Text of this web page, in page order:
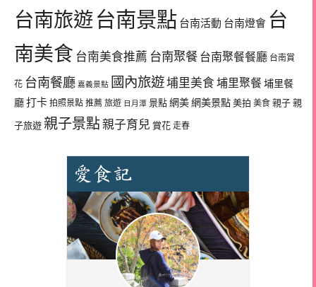
台南旅遊 台南景點 台南活動 台南燈會 台
南美食 台南美食推薦 台南聚餐 台南聚餐餐廳 台南賞
花 台南餐廳 嘉義景點 國內旅遊埔里美食 埔里聚餐埔里餐
廳打卡 拍照景點 推薦 旅遊 日月潭 景點 網美網美景點 美拍 美食 親子 親
子旅遊 親子景點親子育兒 賞花 走春